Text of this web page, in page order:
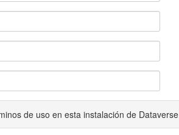
de uso en esta instalación de